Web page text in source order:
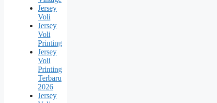
Jersey
Voli
Jersey
Voli
Printing
Jersey
Voli
Printing
Terbaru
2026
Jersey